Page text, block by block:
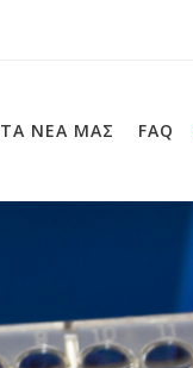
ΤΑ ΝΕΑ ΜΑΣ FAQ